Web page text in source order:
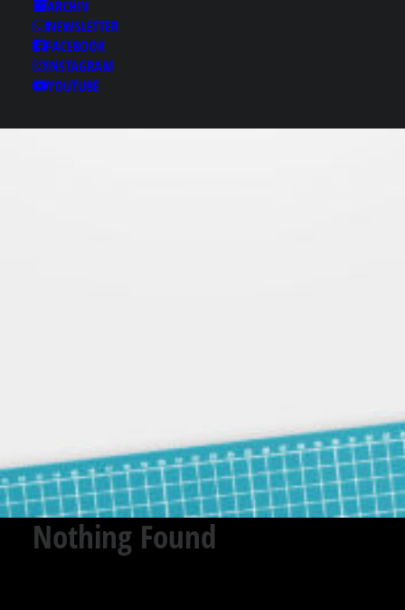
ARCHIV
NEWSLETTER
FACEBOOK
INSTAGRAM
YOUTUBE
안마ｈbamje1。ⓒＯＭ
보라매안마 보라매스파
보라매풀싸롱 보라매리
Nothing Found